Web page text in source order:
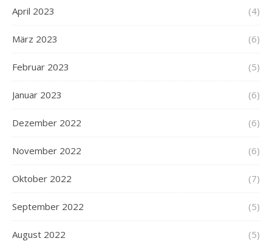
April 2023 (4)
März 2023 (6)
Februar 2023 (5)
Januar 2023 (6)
Dezember 2022 (6)
November 2022 (6)
Oktober 2022 (7)
September 2022 (5)
August 2022 (5)